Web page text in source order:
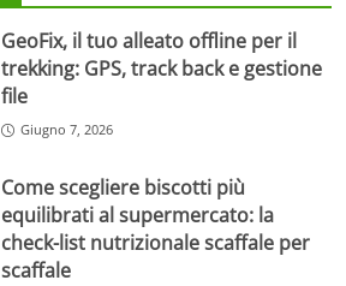
GeoFix, il tuo alleato offline per il
trekking: GPS, track back e gestione
file
Giugno 7, 2026
Come scegliere biscotti più
equilibrati al supermercato: la
check-list nutrizionale scaffale per
scaffale